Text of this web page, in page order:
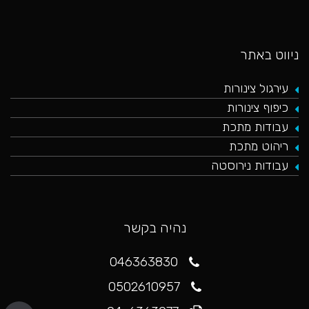
ניווט באתר
עירגול צינורות
כיפוף צינורות
עבודות מתכת
ריהוט מתכת
עבודות נירוסטה
נהיה בקשר
046363830
0502610957